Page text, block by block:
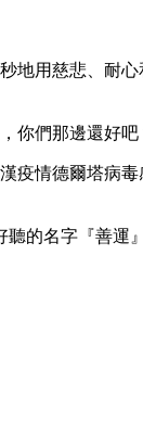
地用慈悲、耐
你們那邊還好吧
疫情德爾塔病
聽的名字『善運